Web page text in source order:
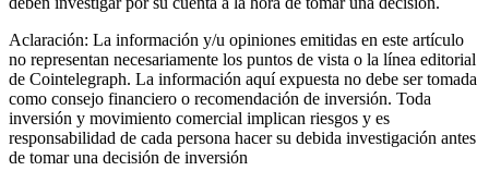
Aclaración: La información y/u opiniones emitidas en este artículo
no representan necesariamente los puntos de vista o la línea editorial
de Cointelegraph. La información aquí expuesta no debe ser tomada
como consejo financiero o recomendación de inversión. Toda
inversión y movimiento comercial implican riesgos y es
responsabilidad de cada persona hacer su debida investigación antes
de tomar una decisión de inversión